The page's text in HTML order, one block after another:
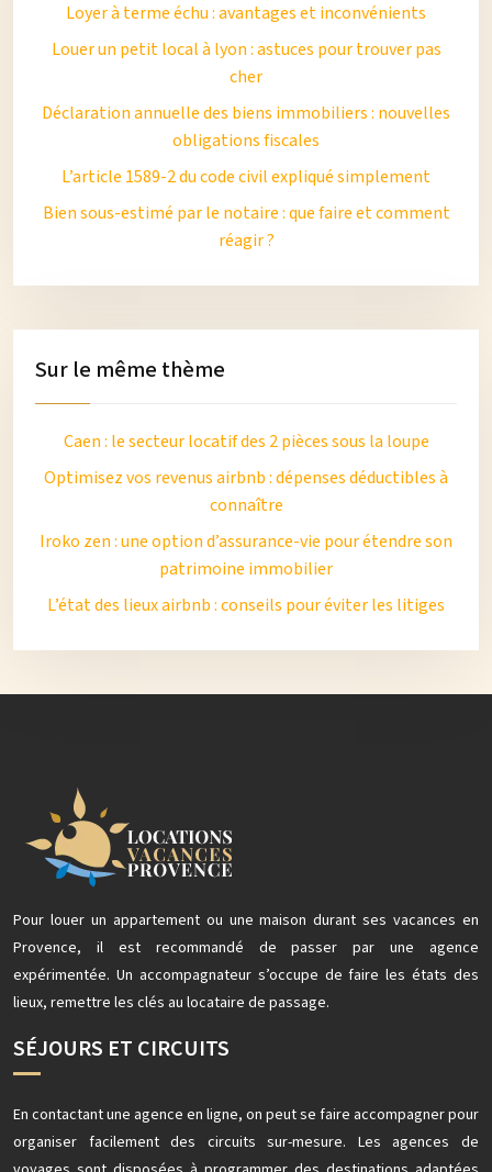
Loyer à terme échu : avantages et inconvénients
Louer un petit local à lyon : astuces pour trouver pas
cher
Déclaration annuelle des biens immobiliers : nouvelles
obligations fiscales
L’article 1589-2 du code civil expliqué simplement
Bien sous-estimé par le notaire : que faire et comment
réagir ?
Sur le même thème
Caen : le secteur locatif des 2 pièces sous la loupe
Optimisez vos revenus airbnb : dépenses déductibles à
connaître
Iroko zen : une option d’assurance-vie pour étendre son
patrimoine immobilier
L’état des lieux airbnb : conseils pour éviter les litiges
Pour louer un appartement ou une maison durant ses vacances en
Provence, il est recommandé de passer par une agence
expérimentée. Un accompagnateur s’occupe de faire les états des
lieux, remettre les clés au locataire de passage.
SÉJOURS ET CIRCUITS
En contactant une agence en ligne, on peut se faire accompagner pour
organiser facilement des circuits sur-mesure. Les agences de